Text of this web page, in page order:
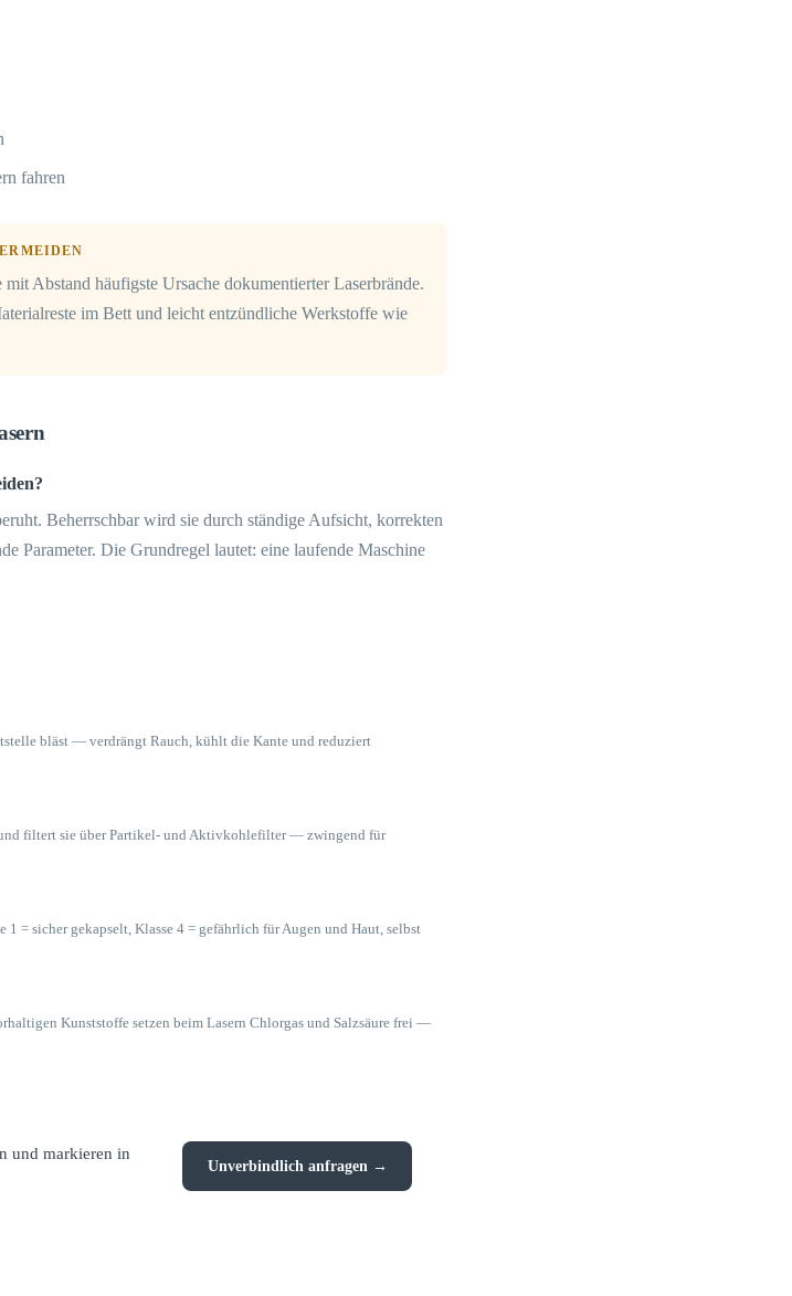
fahren
Abstand häufigste Ursache dokumentierter Laserbrände.
im Bett und leicht entzündliche Werkstoffe wie
Beherrschbar wird sie durch ständige Aufsicht, korrekten
Parameter. Die Grundregel lautet: eine laufende Maschine
bläst — verdrängt Rauch, kühlt die Kante und reduziert
und filtert sie über Partikel- und Aktivkohlefilter — zwingend für
= sicher gekapselt, Klasse 4 = gefährlich für Augen und Haut, selbst
Kunststoffe setzen beim Lasern Chlorgas und Salzsäure frei —
und markieren in
Unverbindlich anfragen →